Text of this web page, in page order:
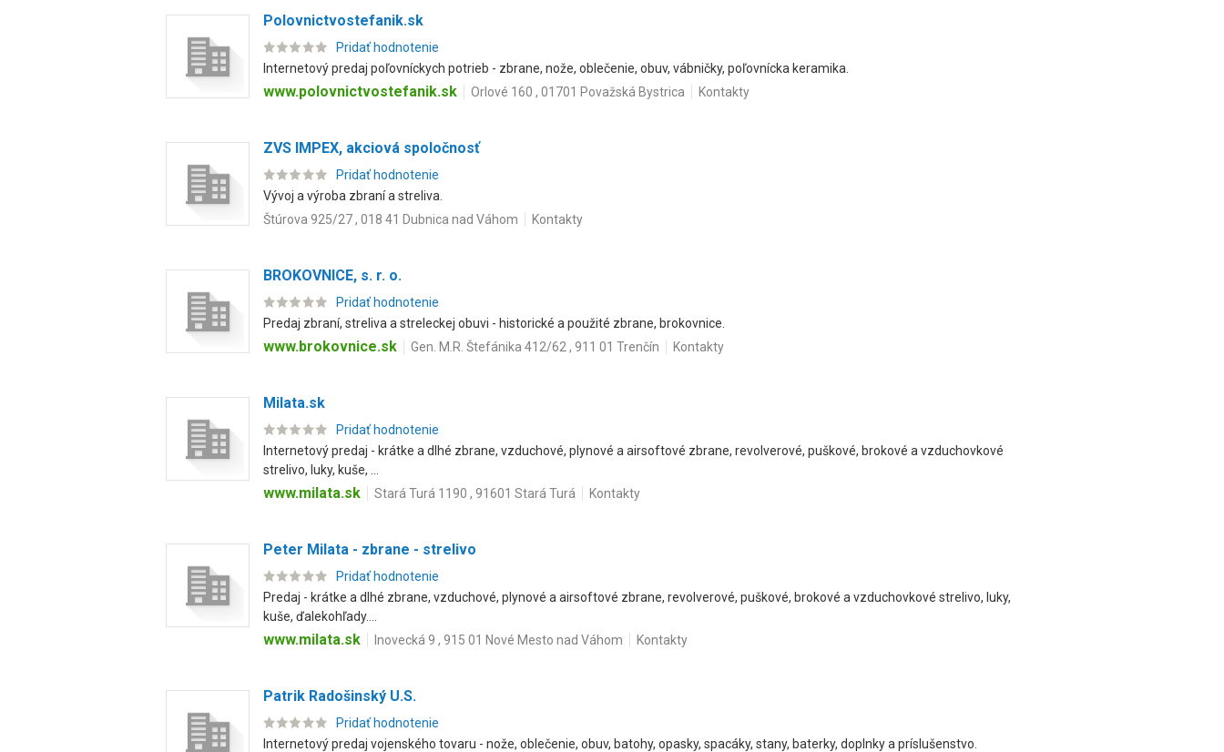
Polovnictvostefanik.sk
Pridať hodnotenie
Internetový predaj poľovníckych potrieb - zbrane, nože, oblečenie, obuv, vábničky, poľovnícka keramika.
www.polovnictvostefanik.sk Orlové 160 , 01701 Považská Bystrica Kontakty
ZVS IMPEX, akciová spoločnosť
Pridať hodnotenie
Vývoj a výroba zbraní a streliva.
Štúrova 925/27 , 018 41 Dubnica nad Váhom
Kontakty
BROKOVNICE, s. r. o.
Pridať hodnotenie
Predaj zbraní, streliva a streleckej obuvi - historické a použité zbrane, brokovnice.
www.brokovnice.sk Gen. M.R. Štefánika 412/62 , 911 01 Trenčín Kontakty
Milata.sk
Pridať hodnotenie
Internetový predaj - krátke a dlhé zbrane, vzduchové, plynové a airsoftové zbrane, revolverové, puškové, brokové a vzduchovkové
strelivo, luky, kuše, ...
www.milata.sk Stará Turá 1190 , 91601 Stará Turá Kontakty
Peter Milata - zbrane - strelivo
Pridať hodnotenie
Predaj - krátke a dlhé zbrane, vzduchové, plynové a airsoftové zbrane, revolverové, puškové, brokové a vzduchovkové strelivo, luky,
kuše, ďalekohľady....
www.milata.sk Inovecká 9 , 915 01 Nové Mesto nad Váhom Kontakty
Patrik Radošinský U.S.
Pridať hodnotenie
Internetový predaj vojenského tovaru - nože, oblečenie, obuv, batohy, opasky, spacáky, stany, baterky, doplnky a príslušenstvo.